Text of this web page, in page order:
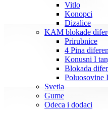
Vitlo
Konopci
Dizalice
KAM blokade
Prirubnice
4 Pina
Konusni I
Blokada
Poluosovine
Svetla
Gume
Odeca i dodaci